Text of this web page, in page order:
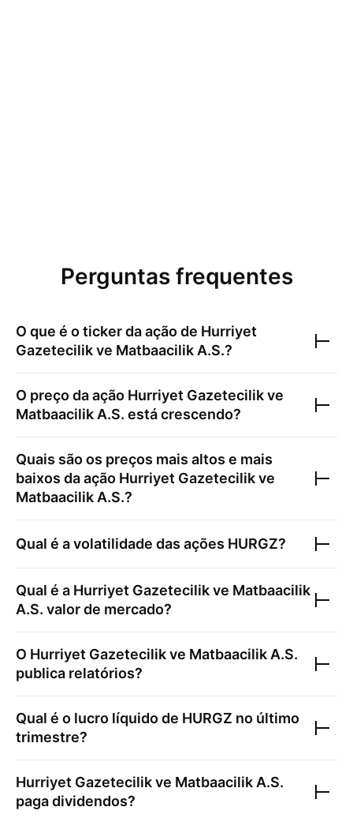
Perguntas frequentes
O que é o ticker da ação de Hurriyet
Gazetecilik ve Matbaacilik A.S.?
O preço da ação Hurriyet Gazetecilik ve
Matbaacilik A.S. está crescendo?
Quais são os preços mais altos e mais
baixos da ação Hurriyet Gazetecilik ve
Matbaacilik A.S.?
Qual é a volatilidade das ações HURGZ?
Qual é a Hurriyet Gazetecilik ve Matbaacilik
A.S. valor de mercado?
O Hurriyet Gazetecilik ve Matbaacilik A.S.
publica relatórios?
Qual é o lucro líquido de HURGZ no último
trimestre?
Hurriyet Gazetecilik ve Matbaacilik A.S.
paga dividendos?